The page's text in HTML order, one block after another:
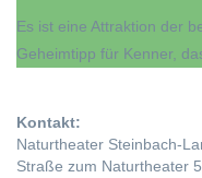
Es ist eine Attraktion der
Geheimtipp für Kenner,
Kontakt:
Naturtheater Steinbach-
Straße zum Naturtheater 5